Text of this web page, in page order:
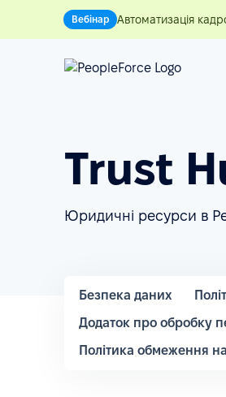
Вебінар Автоматизація
Trust
Юридичні ресурси в
Безпека даних
Додаток про обробку
Політика обмеження